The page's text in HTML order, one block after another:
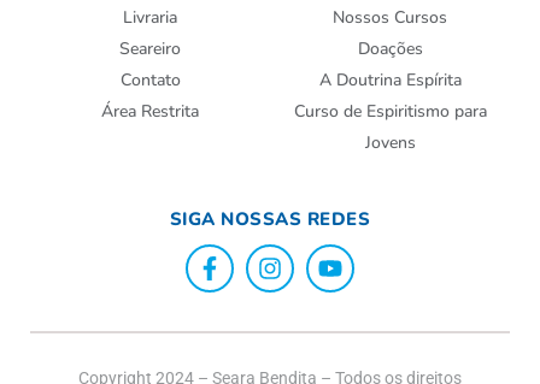
Livraria
Seareiro
Contato
Área Restrita
Nossos Cursos
Doações
A Doutrina Espírita
Curso de Espiritismo para
Jovens
SIGA NOSSAS REDES
Copyright 2024 – Seara Bendita – Todos os direitos